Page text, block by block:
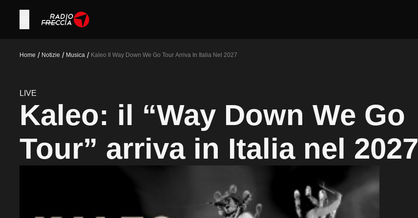
Home / Notizie / Musica / Kaleo Il Way Down We Go Tour Arriva In Italia Nel 2027
LIVE
Kaleo: il “Way Down We Go
Tour” arriva in Italia nel 2027